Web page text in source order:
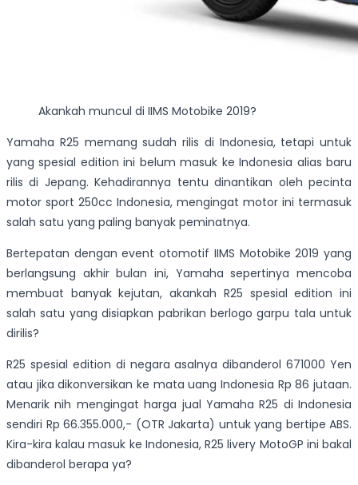
Akankah muncul di IIMS Motobike 2019?
Yamaha R25 memang sudah rilis di Indonesia, tetapi untuk
yang spesial edition ini belum masuk ke Indonesia alias baru
rilis di Jepang. Kehadirannya tentu dinantikan oleh pecinta
motor sport 250cc Indonesia, mengingat motor ini termasuk
salah satu yang paling banyak peminatnya.
Bertepatan dengan event otomotif IIMS Motobike 2019 yang
berlangsung akhir bulan ini, Yamaha sepertinya mencoba
membuat banyak kejutan, akankah R25 spesial edition ini
salah satu yang disiapkan pabrikan berlogo garpu tala untuk
dirilis?
R25 spesial edition di negara asalnya dibanderol 671000 Yen
atau jika dikonversikan ke mata uang Indonesia Rp 86 jutaan.
Menarik nih mengingat harga jual Yamaha R25 di Indonesia
sendiri Rp 66.355.000,- (OTR Jakarta) untuk yang bertipe ABS.
Kira-kira kalau masuk ke Indonesia, R25 livery MotoGP ini bakal
dibanderol berapa ya?